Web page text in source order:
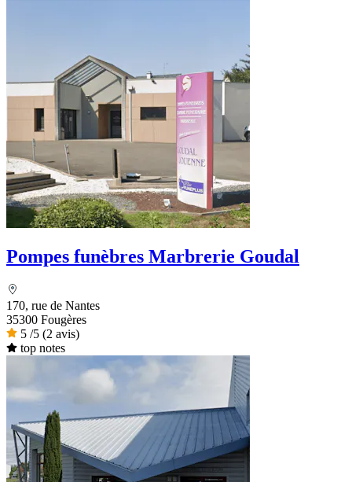
Pompes funèbres Marbrerie Goudal
170, rue de Nantes
35300 Fougères
5 /5 (2 avis)
top notes